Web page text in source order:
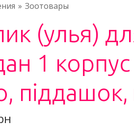
Зоотовары
(улья)
1